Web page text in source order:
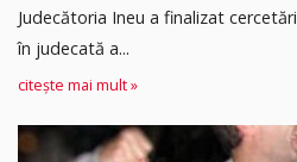
Judecătoria Ineu a finalizat
în judecată a...
citește mai mult »